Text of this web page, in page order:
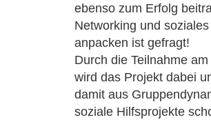
ebenso zum Erfolg
Networking und
anpacken ist gefragt!
Durch die Teilnahme
wird das Projekt dabei
damit aus
soziale Hilfsprojekte